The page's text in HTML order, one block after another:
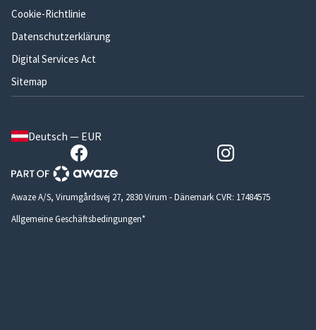
Cookie-Richtlinie
Datenschutzerklärung
Digital Services Act
Sitemap
Deutsch — EUR
Awaze A/S, Virumgårdsvej 27, 2830 Virum - Dänemark CVR: 17484575
Allgemeine Geschäftsbedingungen*